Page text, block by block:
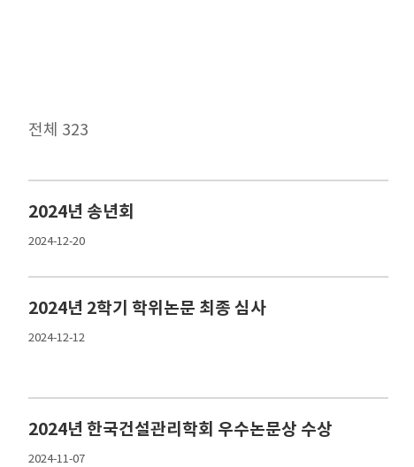
전체 323
2024년 송년회
2024-12-20
2024년 2학기 학위논문 최종 심사
2024-12-12
2024년 한국건설관리학회 우수논문상 수상
2024-11-07